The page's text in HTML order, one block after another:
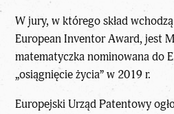
W jury, w którego skład
European Inventor Award, jest
matematyczka nominowana do
„osiągnięcie życia” w 2019 r.
Europejski Urząd Patentowy